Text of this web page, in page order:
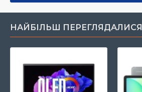
НАЙБІЛЬШ ПЕРЕГЛЯДАЛИСЯ